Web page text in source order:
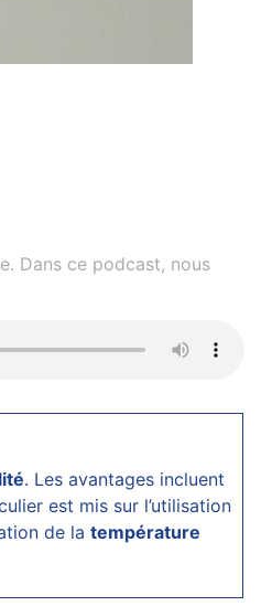
Dans ce podcast, nous
. Les avantages incluent
est mis sur l’utilisation
de la température